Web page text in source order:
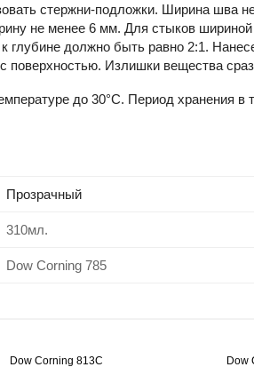
стержни-подложки. Ширина шва
не менее 6 мм. Для стыков
глубине должно быть равно 2:1.
поверхностью. Излишки вещества
до 30°С. Период хранения в
Прозрачный
310мл.
Dow Corning 785
Dow Corning 813C Dow